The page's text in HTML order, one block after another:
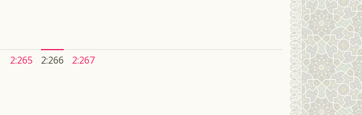
2:265 2:266 2:267